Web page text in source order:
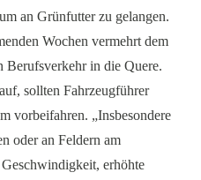
an Grünfutter zu gelangen.
Wochen vermehrt dem
Berufsverkehr in die Quere.
sollten Fahrzeugführer
vorbeifahren. „Insbesondere
oder an Feldern am
Geschwindigkeit, erhöhte